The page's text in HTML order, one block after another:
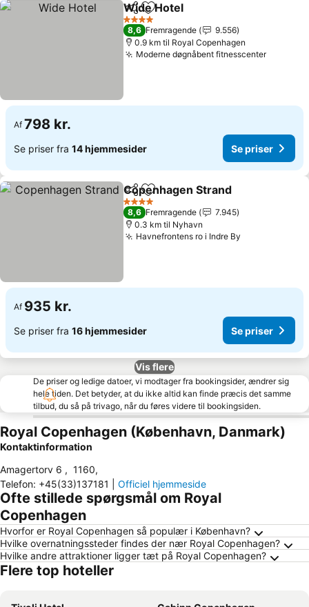
Del Føj til favoritter
Wide Hotel
4 Stjerner
8,6 Fremragende
9.556
0.9 km til Royal Copenhagen
Moderne døgnåbent fitnesscenter
Af 798 kr.
Se priser fra 14 hjemmesider Se priser
Del Føj til favoritter
Copenhagen Strand
4 Stjerner
8,6 Fremragende
7.945
0.3 km til Nyhavn
Havnefrontens ro i Indre By
Af 935 kr.
Se priser fra 16 hjemmesider Se priser
Vis flere
De priser og ledige datoer, vi modtager fra bookingsider, ændrer sig
hele tiden. Det betyder, at du ikke altid kan finde præcis det samme
tilbud, du så på trivago, når du føres videre til bookingsiden.
Royal Copenhagen (København, Danmark)
Kontaktinformation
Amagertorv 6 , 1160,
Telefon: +45(33)137181 Officiel hjemmeside
Ofte stillede spørgsmål om Royal
Copenhagen
Hvorfor er Royal Copenhagen så populær i København?
Hvilke overnatningssteder findes der nær Royal Copenhagen?
Hvilke andre attraktioner ligger tæt på Royal Copenhagen?
Flere top hoteller